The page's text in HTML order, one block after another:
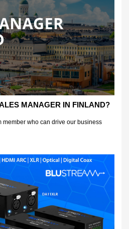
MANAGER IN FINLAND?
member who can drive our business